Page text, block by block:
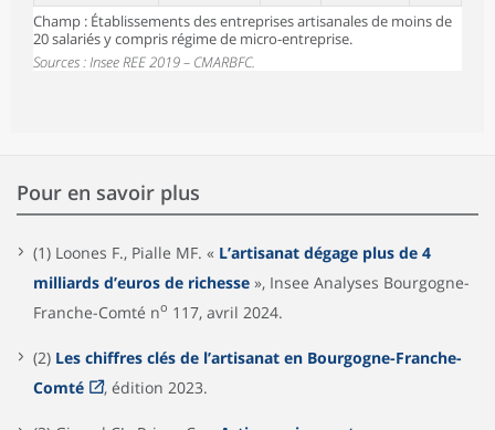
Champ : Établissements des entreprises artisanales de moins de
20 salariés y compris régime de micro-entreprise.
Sources : Insee REE 2019 – CMARBFC.
Pour en savoir plus
(1) Loones F., Pialle MF. « L’artisanat dégage plus de 4
milliards d’euros de richesse », Insee Analyses Bourgogne-
Franche-Comté no 117, avril 2024.
(2) Les chiffres clés de l’artisanat en Bourgogne-Franche-
Comté
, édition 2023.